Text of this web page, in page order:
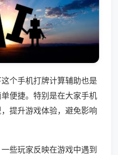
个手机打牌计算辅助也是
便捷。特别是在大家手机
提升游戏体验，避免影响
些玩家反映在游戏中遇到